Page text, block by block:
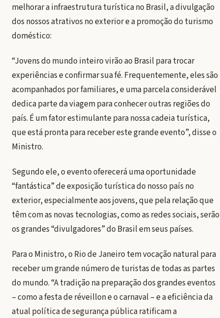
melhorar a infraestrutura turística no Brasil, a divulgação
dos nossos atrativos no exterior e a promoção do turismo
doméstico:
“Jovens do mundo inteiro virão ao Brasil para trocar
experiências e confirmar sua fé. Frequentemente, eles são
acompanhados por familiares, e uma parcela considerável
dedica parte da viagem para conhecer outras regiões do
país. É um fator estimulante para nossa cadeia turística,
que está pronta para receber este grande evento”, disse o
Ministro.
Segundo ele, o evento oferecerá uma oportunidade
“fantástica” de exposição turística do nosso país no
exterior, especialmente aos jovens, que pela relação que
têm com as novas tecnologias, como as redes sociais, serão
os grandes “divulgadores” do Brasil em seus países.
Para o Ministro, o Rio de Janeiro tem vocação natural para
receber um grande número de turistas de todas as partes
do mundo. “A tradição na preparação dos grandes eventos
– como a festa de réveillon e o carnaval – e a eficiência da
atual política de segurança pública ratificam a